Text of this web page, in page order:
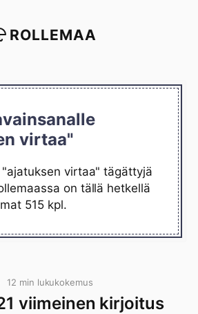
ROLLEMAA
virtaa"
"ajatuksen virtaa" tägättyjä
on tällä hetkellä
515 kpl.
12 min lukukokemus
viimeinen kirjoitus